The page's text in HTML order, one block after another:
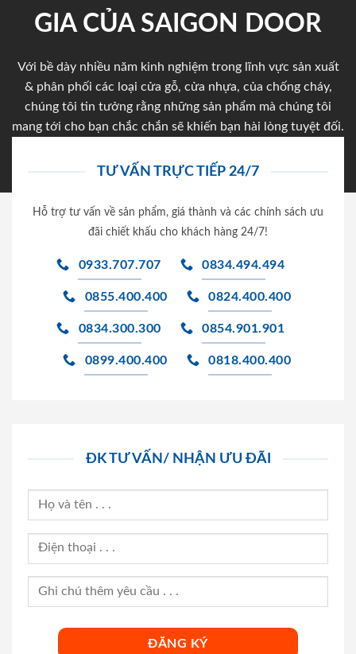
GIA CỦA SAIGON DOOR
Với bề dày nhiều năm kinh nghiệm trong lĩnh vực sản xuất
& phân phối các loại cửa gỗ, cửa nhựa, của chống cháy,
chúng tôi tin tưởng rằng những sản phẩm mà chúng tôi
mang tới cho bạn chắc chắn sẽ khiến bạn hài lòng tuyệt đối.
TƯ VẤN TRỰC TIẾP 24/7
Hỗ trợ tư vấn về sản phẩm, giá thành và các chính sách ưu
đãi chiết khấu cho khách hàng 24/7!
0933.707.707 0834.494.494
0855.400.400 0824.400.400
0834.300.300 0854.901.901
0899.400.400 0818.400.400
ĐK TƯ VẤN/ NHẬN ƯU ĐÃI